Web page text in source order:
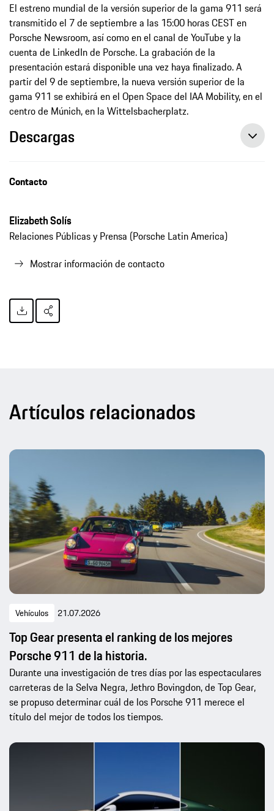
El estreno mundial de la versión superior de la gama 911 será
transmitido el 7 de septiembre a las 15:00 horas CEST en
Porsche Newsroom, así como en el canal de YouTube y la
cuenta de LinkedIn de Porsche. La grabación de la
presentación estará disponible una vez haya finalizado. A
partir del 9 de septiembre, la nueva versión superior de la
gama 911 se exhibirá en el Open Space del IAA Mobility, en el
centro de Múnich, en la Wittelsbacherplatz.
Descargas
Contacto
Elizabeth Solís
Relaciones Públicas y Prensa (Porsche Latin America)
Mostrar información de contacto
Artículos relacionados
Vehículos 21.07.2026
Top Gear presenta el ranking de los mejores
Porsche 911 de la historia.
Durante una investigación de tres días por las espectaculares
carreteras de la Selva Negra, Jethro Bovingdon, de Top Gear,
se propuso determinar cuál de los Porsche 911 merece el
título del mejor de todos los tiempos.